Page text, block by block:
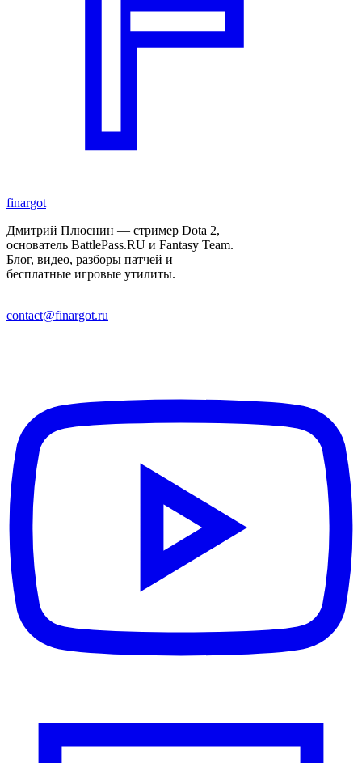
finargot
Дмитрий Плюснин — стример Dota 2,
основатель BattlePass.RU и Fantasy Team.
Блог, видео, разборы патчей и
бесплатные игровые утилиты.
contact@finargot.ru